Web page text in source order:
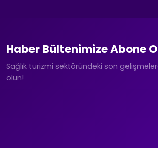
Haber Bültenimize Abone
Sağlık turizmi sektöründeki son
olun!